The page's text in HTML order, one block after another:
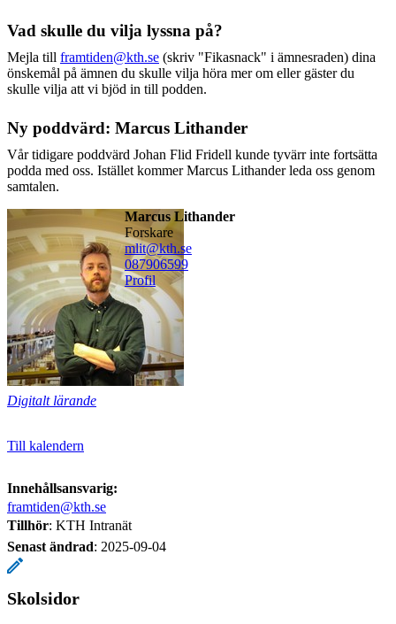
Vad skulle du vilja lyssna på?
Mejla till framtiden@kth.se (skriv "Fikasnack" i ämnesraden) dina
önskemål på ämnen du skulle vilja höra mer om eller gäster du
skulle vilja att vi bjöd in till podden.
Ny poddvärd: Marcus Lithander
Vår tidigare poddvärd Johan Flid Fridell kunde tyvärr inte fortsätta
podda med oss. Istället kommer Marcus Lithander leda oss genom
samtalen.
Marcus Lithander
forskare
mlit@kth.se
087906599
Profil
Digitalt lärande
Till kalendern
Innehållsansvarig:
framtiden@kth.se
Tillhör: KTH Intranät
Senast ändrad: 2025-09-04
Skolsidor